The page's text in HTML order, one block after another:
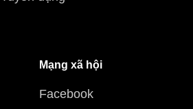
Mạng xã hội
Facebook